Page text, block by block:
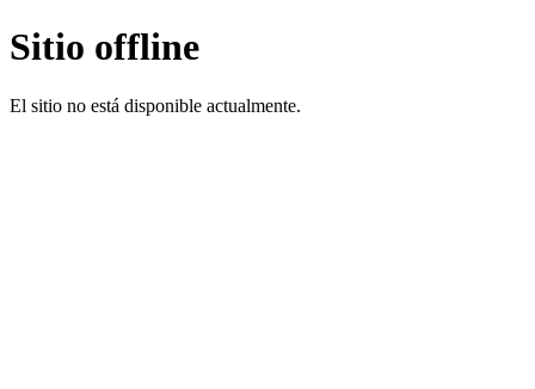
Sitio offline
El sitio no está disponible actualmente.